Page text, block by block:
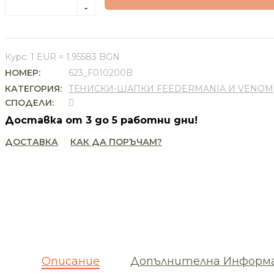
Курс: 1 EUR = 1.95583 BGN
НОМЕР:
623_F010200B
КАТЕГОРИЯ:
ТЕНИСКИ-ШАПКИ FEEDERMANIA И VENOM
СПОДЕЛИ:
Доставка от 3 до 5 работни дни!
ДОСТАВКА КАК ДА ПОРЪЧАМ?
Описание Допълнителна